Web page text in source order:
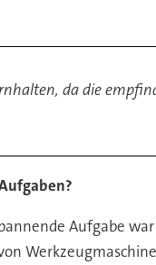
da die
Aufgabe